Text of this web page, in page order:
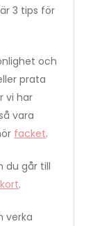
3 tips för
och
prata
vi har
vara
facket.
du går till
.
verka